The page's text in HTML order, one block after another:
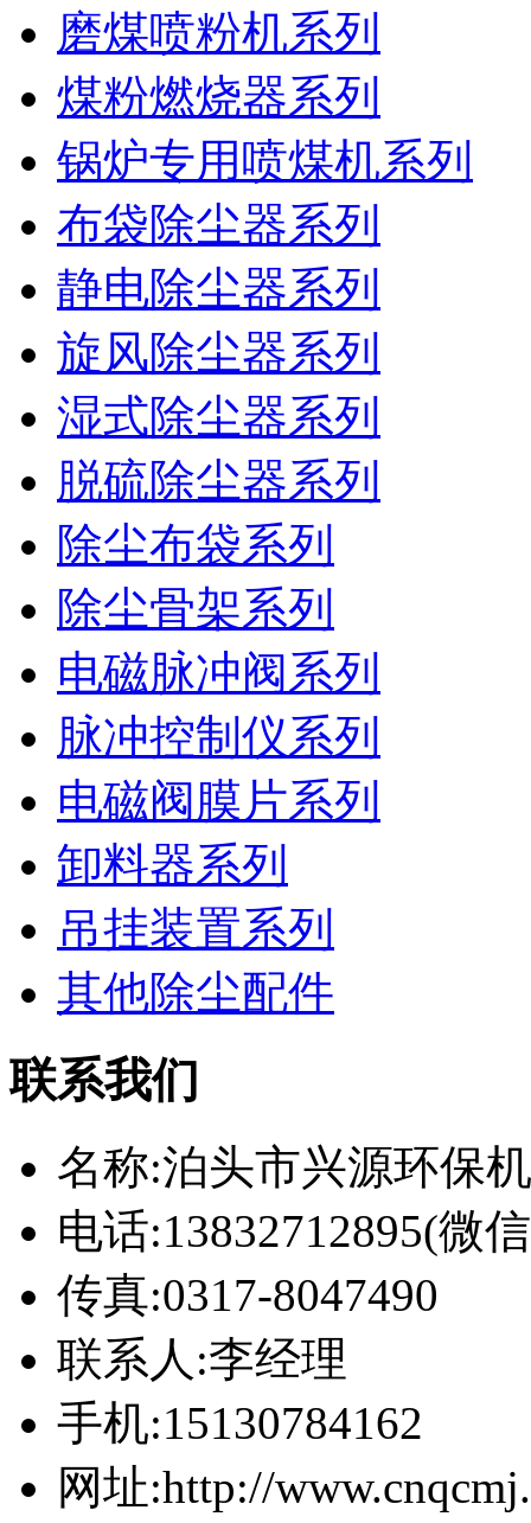
磨煤喷粉机系列
煤粉燃烧器系列
锅炉专用喷煤机系列
布袋除尘器系列
静电除尘器系列
旋风除尘器系列
湿式除尘器系列
脱硫除尘器系列
除尘布袋系列
除尘骨架系列
电磁脉冲阀系列
脉冲控制仪系列
电磁阀膜片系列
卸料器系列
吊挂装置系列
其他除尘配件
联系我们
名称:泊头市兴源环保
电话:13832712895(微
传真:0317-8047490
联系人:李经理
手机:15130784162
网址:http://